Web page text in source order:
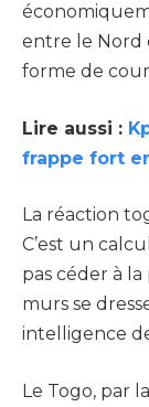
entre le Nord
forme de
Lire aussi :
frappe fort
La réaction
C’est un
pas céder à
murs se
intelligence
Le Togo, par